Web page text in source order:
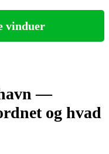
vinduer
—
og hvad